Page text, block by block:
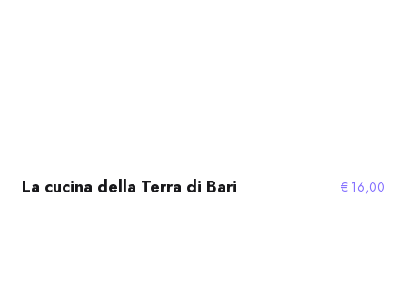
La cucina della Terra di Bari € 16,00